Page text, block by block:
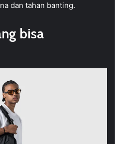
dan tahan banting.
bisa